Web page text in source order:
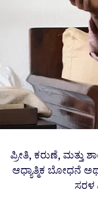
ಪ್ರೀತಿ, ಕರುಣೆ, ಮತ್ತು
ಆಧ್ಯಾತ್ಮಿಕ ಬೋಧನೆ
ಸರಳ